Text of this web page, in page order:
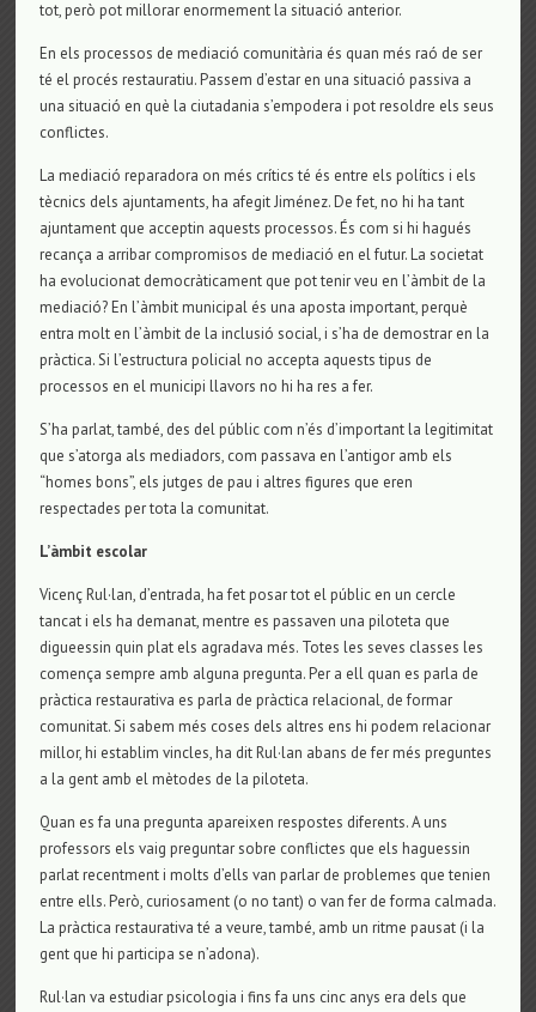
tot, però pot millorar enormement la situació anterior.
En els processos de mediació comunitària és quan més raó de ser
té el procés restauratiu. Passem d’estar en una situació passiva a
una situació en què la ciutadania s’empodera i pot resoldre els seus
conflictes.
La mediació reparadora on més crítics té és entre els polítics i els
tècnics dels ajuntaments, ha afegit Jiménez. De fet, no hi ha tant
ajuntament que acceptin aquests processos. És com si hi hagués
recança a arribar compromisos de mediació en el futur. La societat
ha evolucionat democràticament que pot tenir veu en l’àmbit de la
mediació? En l’àmbit municipal és una aposta important, perquè
entra molt en l’àmbit de la inclusió social, i s’ha de demostrar en la
pràctica. Si l’estructura policial no accepta aquests tipus de
processos en el municipi llavors no hi ha res a fer.
S’ha parlat, també, des del públic com n’és d’important la legitimitat
que s’atorga als mediadors, com passava en l’antigor amb els
“homes bons”, els jutges de pau i altres figures que eren
respectades per tota la comunitat.
L’àmbit escolar
Vicenç Rul·lan, d’entrada, ha fet posar tot el públic en un cercle
tancat i els ha demanat, mentre es passaven una piloteta que
digueessin quin plat els agradava més. Totes les seves classes les
comença sempre amb alguna pregunta. Per a ell quan es parla de
pràctica restaurativa es parla de pràctica relacional, de formar
comunitat. Si sabem més coses dels altres ens hi podem relacionar
millor, hi establim vincles, ha dit Rul·lan abans de fer més preguntes
a la gent amb el mètodes de la piloteta.
Quan es fa una pregunta apareixen respostes diferents. A uns
professors els vaig preguntar sobre conflictes que els haguessin
parlat recentment i molts d’ells van parlar de problemes que tenien
entre ells. Però, curiosament (o no tant) o van fer de forma calmada.
La pràctica restaurativa té a veure, també, amb un ritme pausat (i la
gent que hi participa se n’adona).
Rul·lan va estudiar psicologia i fins fa uns cinc anys era dels que